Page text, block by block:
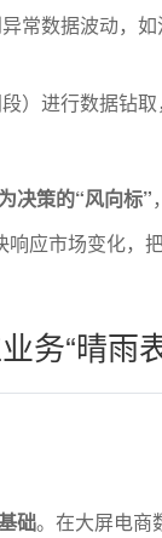
常数据波动，
）进行数据钻
决策的“风向标”
应市场变化，
务“晴雨
础。在大屏电商